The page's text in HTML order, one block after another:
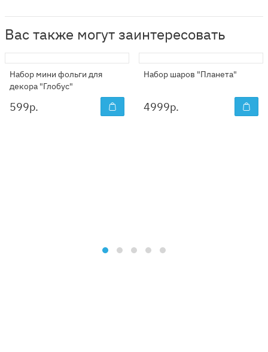
Вас также могут заинтересовать
Набор мини фольги для
декора "Глобус"
599р.
Набор шаров "Планета"
4999р.